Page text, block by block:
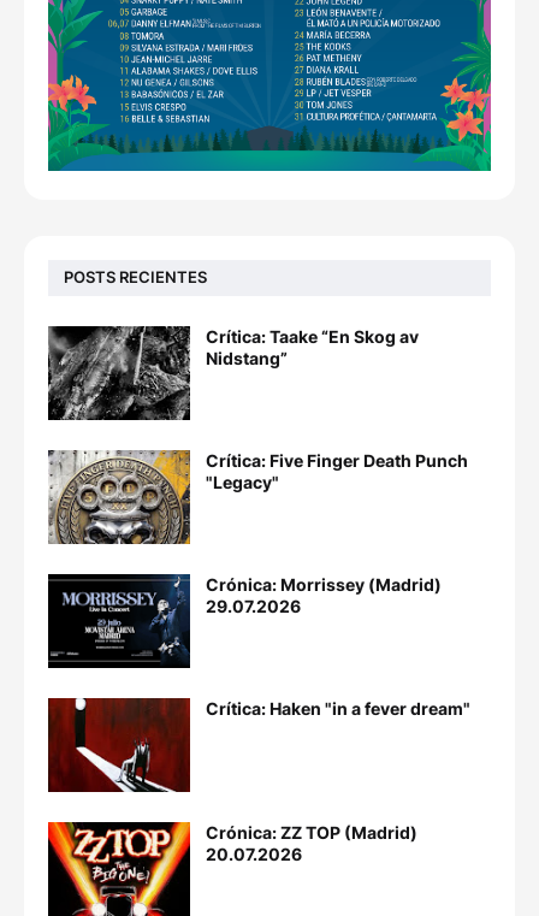
POSTS RECIENTES
Crítica: Taake “En Skog av
Nidstang”
Crítica: Five Finger Death Punch
"Legacy"
Crónica: Morrissey (Madrid)
29.07.2026
Crítica: Haken "in a fever dream"
Crónica: ZZ TOP (Madrid)
20.07.2026